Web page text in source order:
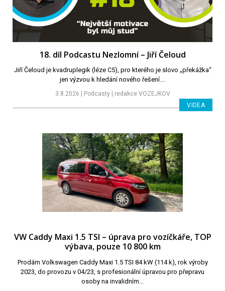
18. díl Podcastu Nezlomní – Jiří Čeloud
Jiří Čeloud je kvadruplegik (léze C5), pro kterého je slovo „překážka“
jen výzvou k hledání nového řešení....
3.8.2026 | Podcasty | redakce VOZEJKOV
VIDEA
VW Caddy Maxi 1.5 TSI – úprava pro vozíčkáře, TOP
výbava, pouze 10 800 km
Prodám Volkswagen Caddy Maxi 1.5 TSI 84 kW (114 k), rok výroby
2023, do provozu v 04/23, s profesionální úpravou pro přepravu
osoby na invalidním...